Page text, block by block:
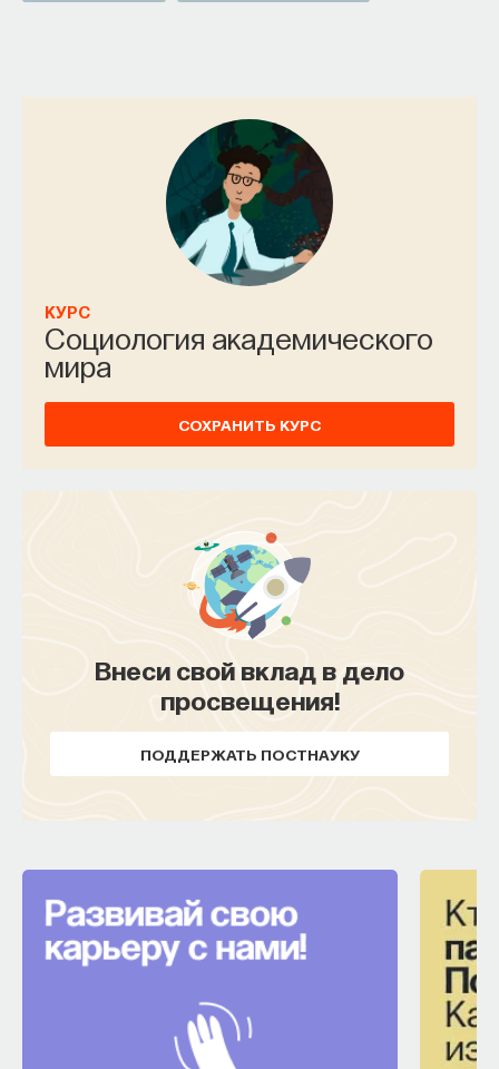
КУРС
Социология академического
мира
СОХРАНИТЬ КУРС
Внеси свой вклад в дело
просвещения!
ПОДДЕРЖАТЬ ПОСТНАУКУ